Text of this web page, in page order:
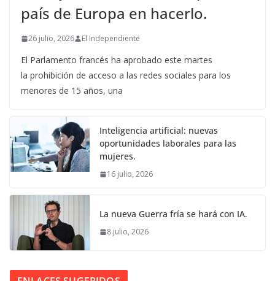
país de Europa en hacerlo.
26 julio, 2026 El Independiente
El Parlamento francés ha aprobado este martes
la prohibición de acceso a las redes sociales para los
menores de 15 años, una
Inteligencia artificial: nuevas
oportunidades laborales para las
mujeres.
16 julio, 2026
La nueva Guerra fría se hará con IA.
8 julio, 2026